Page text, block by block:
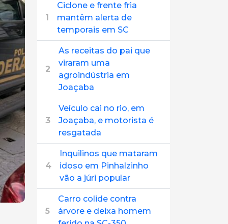
1
Ciclone e frente fria
mantêm alerta de
temporais em SC
2
As receitas do pai que
viraram uma
agroindústria em
Joaçaba
3
Veículo cai no rio, em
Joaçaba, e motorista é
resgatada
4
Inquilinos que mataram
idoso em Pinhalzinho
vão a júri popular
5
Carro colide contra
árvore e deixa homem